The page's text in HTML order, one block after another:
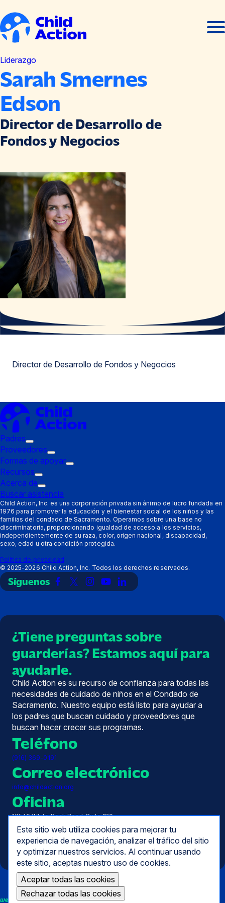
Este sitio web utiliza cookies para mejorar tu
experiencia de navegación, analizar el tráfico del sitio
y optimizar nuestros servicios. Al continuar usando
este sitio, aceptas nuestro uso de cookies.
Aceptar todas las cookies
Rechazar todas las cookies
Abrir
Sarah Smernes
Edson
Liderazgo
Director de Desarrollo de
Fondos y Negocios
Director de Desarrollo de Fondos y Negocios
Padres
Submenú
de
disparo:
Padres
Proveedores
Submenú
de
Proveedores
Formas de apoyar
Submenú
Formas
de
apoyar
Recursos
Submenú
de
disparo:
Recursos
Acerca de
Submenú
de
disparo:
Acerca
de
Buscar asistencia
Child Action, Inc. es una corporación privada sin ánimo de lucro fundada en
1976 para promover la educación y el bienestar social de los niños y las
familias del condado de Sacramento. Operamos sobre una base no
discriminatoria, proporcionando igualdad de acceso a los servicios,
independientemente de su raza, color, origen nacional, discapacidad,
sexo, edad u otra condición protegida.
Política de privacidad
© 2025-2026 Child Action, Inc. Todos los derechos reservados.
SíguenosEnlace
a
Enlace
a
(Twitter)
Enlace
a
Enlace
a
Enlace
a
¿Tiene preguntas sobre
guarderías? Estamos aquí para
ayudarle.
Child Action es su recurso de confianza para todas las
necesidades de cuidado de niños en el Condado de
Sacramento. Nuestro equipo está listo para ayudar a
los padres que buscan cuidado y proveedores que
buscan hacer crecer sus programas.
Teléfono
(916) 369-0191
Correo electrónico
info@childaction.org
Oficina
10540 White Rock Road, Suite 180
Horas
De lunes a viernes, de 7.30 a 17.00 horas
we empower